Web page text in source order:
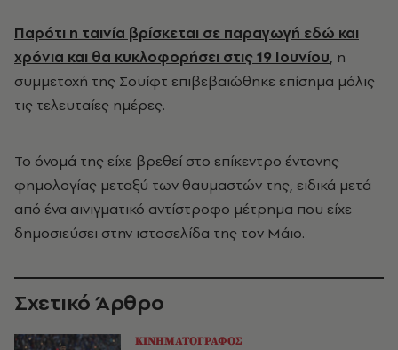
Παρότι η ταινία βρίσκεται σε παραγωγή εδώ και
χρόνια και θα κυκλοφορήσει στις 19 Ιουνίου, η
συμμετοχή της Σουίφτ επιβεβαιώθηκε επίσημα μόλις
τις τελευταίες ημέρες.
Το όνομά της είχε βρεθεί στο επίκεντρο έντονης
φημολογίας μεταξύ των θαυμαστών της, ειδικά μετά
από ένα αινιγματικό αντίστροφο μέτρημα που είχε
δημοσιεύσει στην ιστοσελίδα της τον Μάιο.
Σχετικό Άρθρο
ΚΙΝΗΜΑΤΟΓΡΑΦΟΣ